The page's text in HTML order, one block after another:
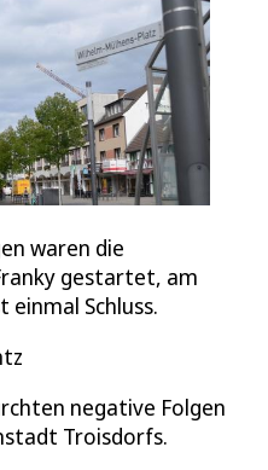
waren die
gestartet, am
Schluss.
negative Folgen
Troisdorfs.